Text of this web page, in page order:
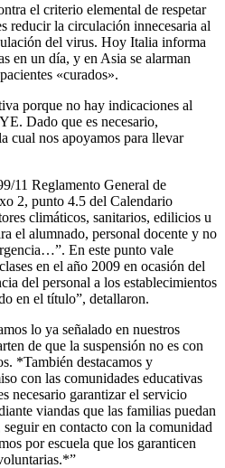
el criterio elemental de respetar
reducir la circulación innecesaria al
del virus. Hoy Italia informa
en un día, y en Asia se alarman
«curados».
porque no hay indicaciones al
Dado que es necesario,
cual nos apoyamos para llevar
11 Reglamento General de
2, punto 4.5 del Calendario
climáticos, sanitarios, edilicios u
el alumnado, personal docente y no
En este punto vale
en el año 2009 en ocasión del
del personal a los establecimientos
en el título”, detallaron.
lo ya señalado en nuestros
de que la suspensión no es con
*También destacamos y
con las comunidades educativas
necesario garantizar el servicio
viandas que las familias puedan
en contacto con la comunidad
por escuela que los garanticen